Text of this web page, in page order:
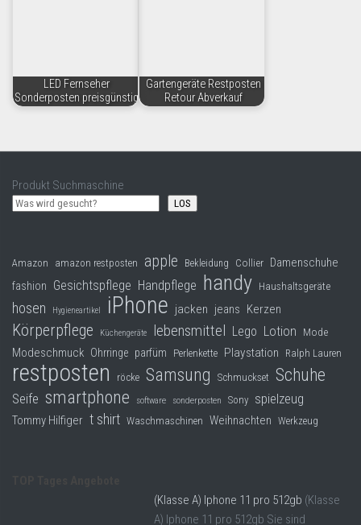
LED Fernseher
Sonderposten preisgünstig
Gartengeräte Restposten
Retour Abverkauf
Produkt Suchmaschine
LOS
Amazon amazon restposten apple Bekleidung Collier Damenschuhe
fashion Gesichtspflege Handpflege handy Haushaltsgeräte
hosen Hygieneartikel iPhone jacken jeans Kerzen
Körperpflege Küchengeräte lebensmittel Lego Lotion Mode
Modeschmuck Ohrringe parfüm Perlenkette Playstation Ralph Lauren
restposten röcke Samsung Schmuckset Schuhe
Seife smartphone software sonderposten Sony spielzeug
Tommy Hilfiger t shirt Waschmaschinen Weihnachten Werkzeug
(Klasse A) Iphone 11 pro 512gb (Klasse
A) Iphone 11 pro 512gb Sie sind